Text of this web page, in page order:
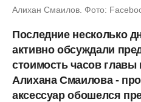
Алихан Смаилов. Фото:
Последние несколько
активно обсуждали
стоимость часов главы
Алихана Смаилова -
аксессуар обошелся